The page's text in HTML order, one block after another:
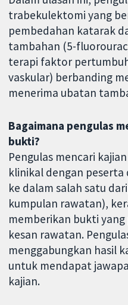
trabekulektomi yang
pembedahan katarak
tambahan (5-
terapi faktor
vaskular) berbanding
menerima ubatan
Bagaimana pengulas
bukti?
Pengulas mencari
klinikal dengan peserta
ke dalam salah satu
kumpulan rawatan),
memberikan bukti
kesan rawatan.
menggabungkan hasil
untuk mendapat
kajian.